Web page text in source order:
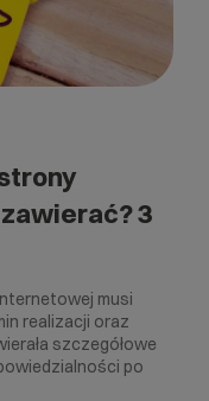
3
musi
realizacji oraz
szczegółowe
po